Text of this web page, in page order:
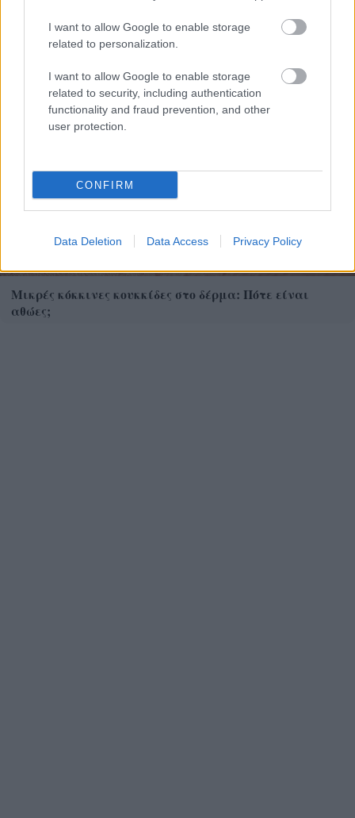
I want to allow Google to enable storage
related to personalization.
I want to allow Google to enable storage
related to security, including authentication
functionality and fraud prevention, and other
user protection.
CONFIRM
Data Deletion Data Access Privacy Policy
Μικρές κόκκινες κουκκίδες στο δέρμα: Πότε είναι
αθώες;